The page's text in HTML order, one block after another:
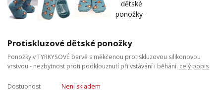
Protiskluzové dětské ponožky
Ponožky v TYRKYSOVÉ barvě s měkčenou protiskluzovou silikonovou
vrstvou - nezbytnost proti podklouznutí při vstávání i běhání. celý popis
Dostupnost
Není skladem